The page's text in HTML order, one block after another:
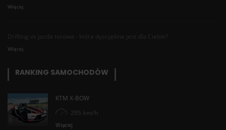
Więcej
Drifting vs jazda torowa - która dyscyplina jest dla Ciebie?
Więcej
RANKING SAMOCHODÓW
KTM X-BOW
295 km/h
Więcej